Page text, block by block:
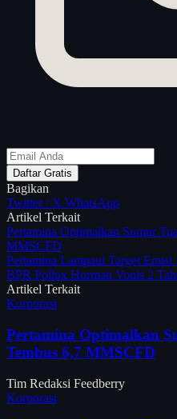
Daftar Gratis
Bagikan
Twitter / X WhatsApp
Artikel Terkait
Pertamina Optimalkan Sumur
MMSCFD
Pertamina Lampaui Target
BPR Pollux Hormati Vonis 2
Artikel Terkait
Korporasi
Pertamina Optimalkan
Tembus 6,7 MMSCFD
Tim Redaksi Feedberry
Korporasi